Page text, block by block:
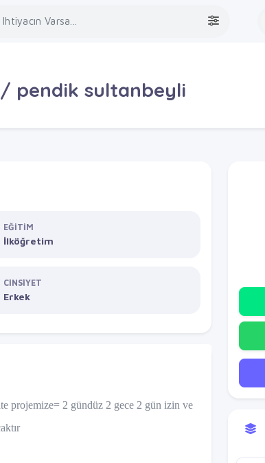
pendik sultanbeyli
EĞİTİM
İlköğretim
CİNSİYET
Erkek
projemize= 2 gündüz 2 gece 2 gün izin ve